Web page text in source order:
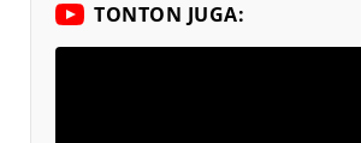
TONTON JUGA: